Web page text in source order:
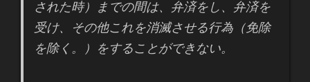
された時）までの間は、弁済をし、弁済を
受け、その他これを消滅させる行為（免除
を除く。）をすることができない。